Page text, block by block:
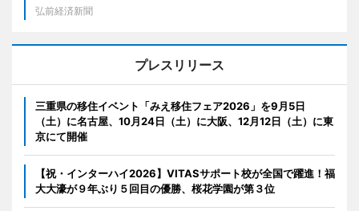
弘前経済新聞
プレスリリース
三重県の移住イベント「みえ移住フェア2026」を9月5日
（土）に名古屋、10月24日（土）に大阪、12月12日（土）に東
京にて開催
【祝・インターハイ2026】VITASサポート校が全国で躍進！福
大大濠が９年ぶり５回目の優勝、桜花学園が第３位